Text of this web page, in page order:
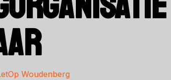
Woudenberg